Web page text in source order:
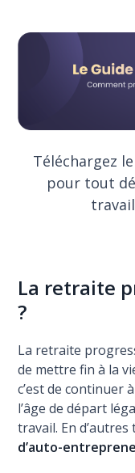
Téléchargez
pour tout
La retraite
?
La retraite
de mettre fin à la
c’est de continuer
l’âge de départ
travail. En d’autres
d’auto-